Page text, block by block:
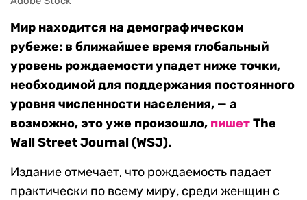
Мир находится на демографическом
рубеже: в ближайшее время глобальный
уровень рождаемости упадет ниже точки,
необходимой для поддержания постоянного
уровня численности населения, — а
возможно, это уже произошло, пишетThe
Wall Street Journal (WSJ).
Издание отмечает, что рождаемость падает
практически по всему миру, среди женщин с